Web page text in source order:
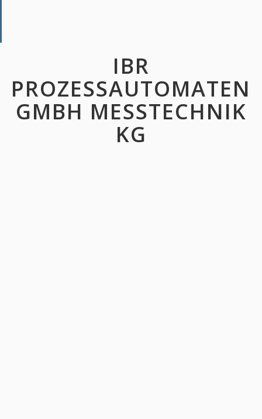
IBR
PROZESSAUTOMATEN
GMBH MESSTECHNIK
KG